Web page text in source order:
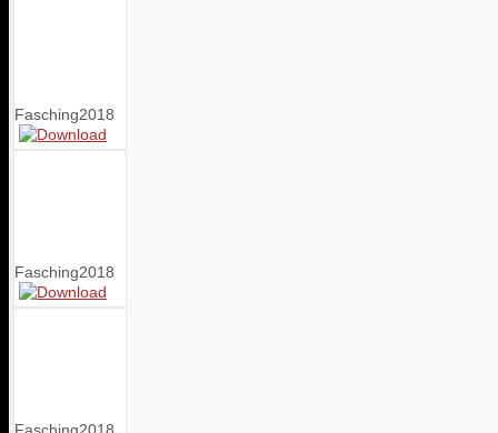
Fasching2018
Fasching2018
Fasching2018